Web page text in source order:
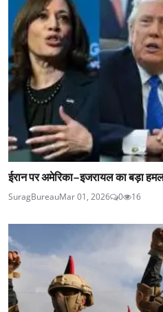
ईरान पर अमेरिका–इजरायल का बड़ा
SuragBureauMar 01, 2026 0 16